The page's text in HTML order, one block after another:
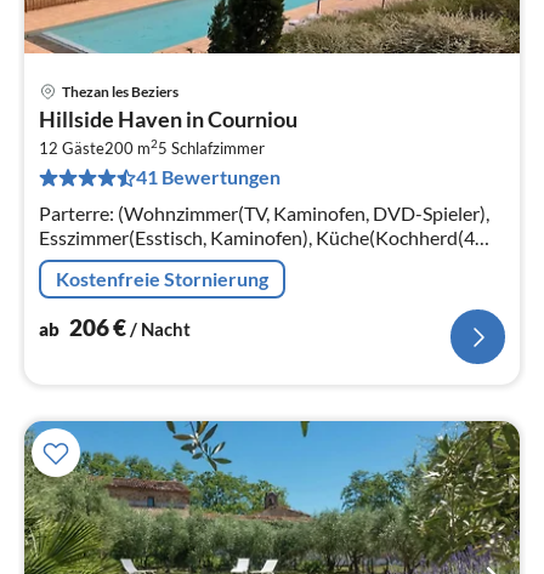
Thezan les Beziers
Hillside Haven in Courniou
12 Gäste200 m25 Schlafzimmer
41 Bewertungen
Parterre: (Wohnzimmer(TV, Kaminofen, DVD-Spieler),
Esszimmer(Esstisch, Kaminofen), Küche(Kochherd(4
Kochplatten), Kaffeemaschine(Filter)
Kostenfreie Stornierung
ab 206€/ Nacht